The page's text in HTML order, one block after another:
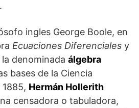
ingles George Boole, en
Ecuaciones Diferenciales y
denominada álgebra
bases de la Ciencia
Hermán Hollerith
censadora o tabuladora,